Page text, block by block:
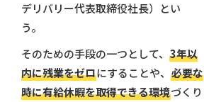
デリバリー代表取締役社長）とい
う。
そのための手段の一つとして、 3年以
内に残業をゼロにすることや、 必要な
時に有給休暇を取得できる環境づくり